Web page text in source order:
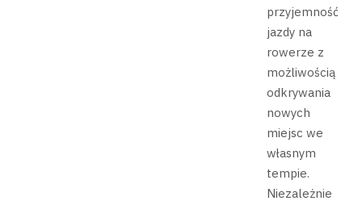
przyjemność
jazdy na
rowerze z
możliwością
odkrywania
nowych
miejsc we
własnym
tempie.
Niezależnie